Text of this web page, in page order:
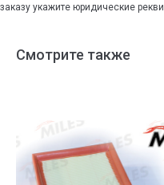
заказу укажите юридические
Смотрите также